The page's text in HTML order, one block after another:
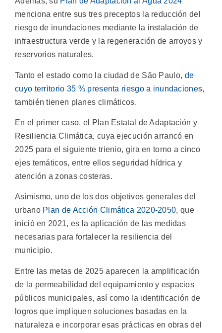
menciona entre sus tres preceptos la reducción del
riesgo de inundaciones mediante la instalación de
infraestructura verde y la regeneración de arroyos y
reservorios naturales.
Tanto el estado como la ciudad de São Paulo, de
cuyo territorio 35 % presenta riesgo a inundaciones,
también tienen planes climáticos.
En el primer caso, el Plan Estatal de Adaptación y
Resiliencia Climática, cuya ejecución arrancó en
2025 para el siguiente trienio, gira en torno a cinco
ejes temáticos, entre ellos seguridad hídrica y
atención a zonas costeras.
Asimismo, uno de los dos objetivos generales del
urbano Plan de Acción Climática 2020-2050, que
inició en 2021, es la aplicación de las medidas
necesarias para fortalecer la resiliencia del
municipio.
Entre las metas de 2025 aparecen la amplificación
de la permeabilidad del equipamiento y espacios
públicos municipales, así como la identificación de
logros que impliquen soluciones basadas en la
naturaleza e incorporar esas prácticas en obras del